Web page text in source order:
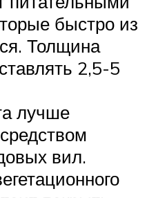
быстро из
Толщина
2,5-5
лучше
вил.